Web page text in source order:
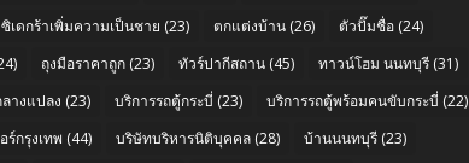
ซิเดกร้าเพิ่มความเป็นชาย (23) ตกแต่งบ้าน (26) ตัวปั๊มชื่อ (24)
ถุงมือราคาถูก (23) ทัวร์ปากีสถาน (45) ทาวน์โฮม นนทบุรี (31)
างแปลง (23) บริการรถตู้กระบี่ (23) บริการรถตู้พร้อมคนขับกระบี่ (22)
ร์กรุงเทพ (44) บริษัทบริหารนิติบุคคล (28) บ้านนนทบุรี (23)